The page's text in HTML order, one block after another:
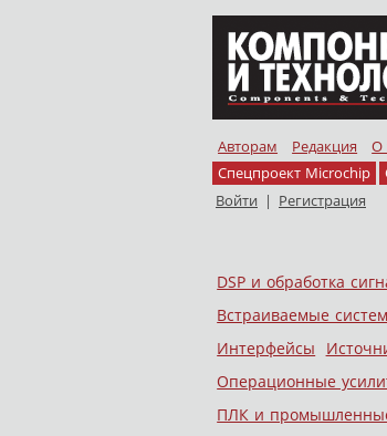
Авторам Редакция О
Спецпроект Microchip
Войти | Регистрация
Меню
Skip to content
DSP и обработка
Встраиваемые
Интерфейсы
Операционные
ПЛК и